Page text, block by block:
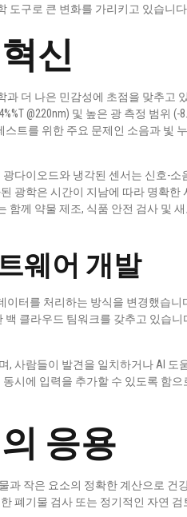
도구로 큰 변화를 가리키고 있습니다.
신
더 나은 민감성에 초점을 맞추고
@220nm) 및 높은 광 측정 범위 (-
트를 위한 주요 문제인 소음과 빛
다이오드와 냉각된 센서는 신호-소
광학은 시간이 지남에 따라 명확한
께 약물 제조, 식품 안전 검사 및
웨어 개발
터를 처리하는 방식을 변경했습니
클라우드 팀워크를 갖추고 있습니
사람들이 발견을 일치하거나 AI 도
시에 입력을 추가할 수 있도록 함
응용
과 작은 요소의 정확한 계산으로 건
폐기물 검사 또는 정기적인 자연 검